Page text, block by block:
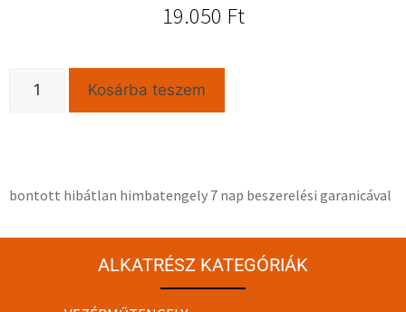
19.050 Ft
Kosárba teszem
bontott hibátlan himbatengely 7 nap beszerelési garanicával
ALKATRÉSZ KATEGÓRIÁK